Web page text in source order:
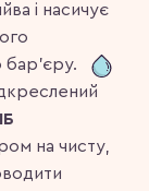
і насичує
бар’єру.
на чисту,